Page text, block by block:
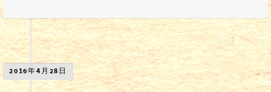
2016年4月28日